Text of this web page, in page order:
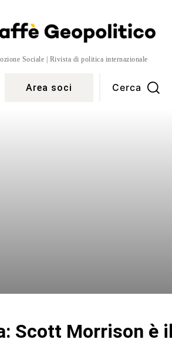
Sociale | Rivista di politica internazionale
Area soci Cerca
Scott Morrison è